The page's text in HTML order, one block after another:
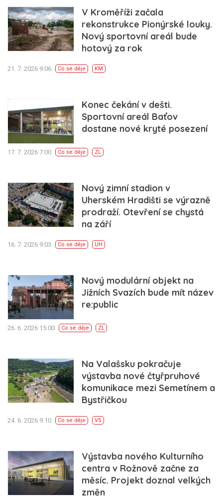
V Kroměříži začala
rekonstrukce Pionýrské louky.
Nový sportovní areál bude
hotový za rok
21. 7. 2026 9:06 Co se děje KM
Konec čekání v dešti.
Sportovní areál Baťov
dostane nové kryté posezení
17. 7. 2026 7:00 Co se děje ZL
Nový zimní stadion v
Uherském Hradišti se výrazně
prodraží. Otevření se chystá
na září
16. 7. 2026 9:03 Co se děje UH
Nový modulární objekt na
Jižních Svazích bude mít název
re:public
26. 6. 2026 15:00 Co se děje ZL
Na Valašsku pokračuje
výstavba nové čtyřpruhové
komunikace mezi Semetínem a
Bystřičkou
24. 6. 2026 9:10 Co se děje VS
Výstavba nového Kulturního
centra v Rožnově začne za
měsíc. Projekt doznal velkých
změn